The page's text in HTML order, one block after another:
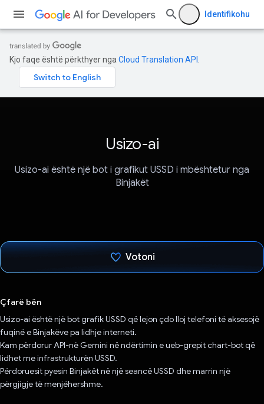
Identifikohu
Kjo faqe është përkthyer nga Cloud Translation API
Usizo-ai
Usizo-ai është një bot i grafikut USSD i mbështetur nga
Binjakët
Votoni
Çfarë bën
Usizo-ai është një bot grafik USSD që lejon çdo lloj telefoni të aksesojë
fuqinë e Binjakëve pa lidhje interneti.
Kam përdorur API-në Gemini në ndërtimin e ueb-grepit chart-bot që
lidhet me infrastrukturën USSD.
Përdoruesit pyesin Binjakët në një seancë USSD dhe marrin një
përgjigje të menjëhershme.